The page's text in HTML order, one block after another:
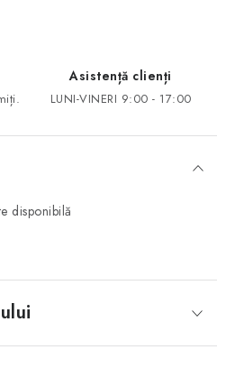
Asistență clienți
LUNI-VINERI 9:00 - 17:00
disponibilă